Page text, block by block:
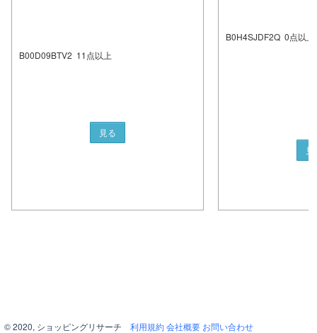
B00D09BTV2 11 点以上
見る
B0H4SJDF2Q 0点以上
見
© 2020, ショッピングリサーチ 利用規約会社概要 お問い合わせ